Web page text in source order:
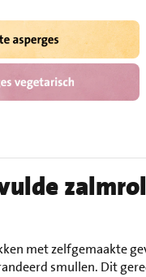
met zelfgemaakte
smullen. Dit